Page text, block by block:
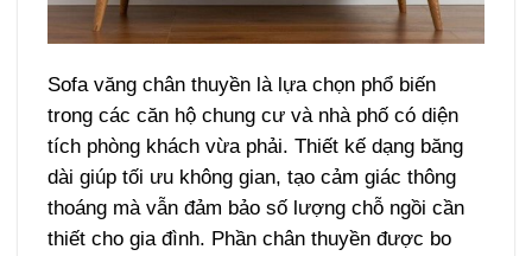
Sofa văng chân thuyền là lựa chọn phổ biến
trong các căn hộ chung cư và nhà phố có diện
tích phòng khách vừa phải. Thiết kế dạng băng
dài giúp tối ưu không gian, tạo cảm giác thông
thoáng mà vẫn đảm bảo số lượng chỗ ngồi cần
thiết cho gia đình. Phần chân thuyền được bo